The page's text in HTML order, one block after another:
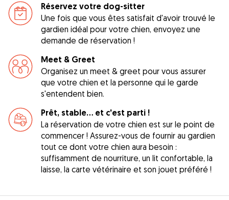
Réservez votre dog-sitter
Une fois que vous êtes satisfait d'avoir trouvé le
gardien idéal pour votre chien, envoyez une
demande de réservation !
Meet & Greet
Organisez un meet & greet pour vous assurer
que votre chien et la personne qui le garde
s'entendent bien.
Prêt, stable... et c'est parti !
La réservation de votre chien est sur le point de
commencer ! Assurez-vous de fournir au gardien
tout ce dont votre chien aura besoin :
suffisamment de nourriture, un lit confortable, la
laisse, la carte vétérinaire et son jouet préféré !